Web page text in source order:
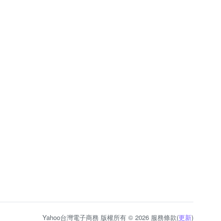
Yahoo台灣電子商務 版權所有 © 2026 服務條款(更新)